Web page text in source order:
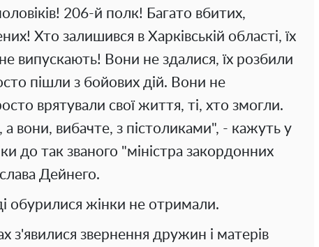
206-й полк! Багато вбитих,
Хто залишився в Харківській області, їх
випускають! Вони не здалися, їх розбили
пішли з бойових дій. Вони не
врятували свої життя, ті, хто змогли.
вони, вибачте, з пістоликами", - кажуть у
до так званого "міністра закордонних
Дейнего.
обурилися жінки не отримали.
з'явилися звернення дружин і матерів